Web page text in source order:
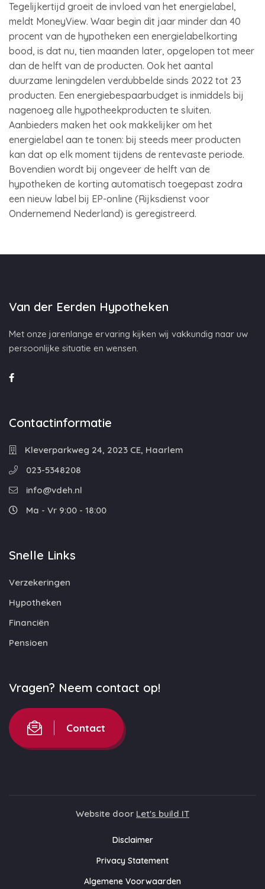
Tegelijkertijd groeit de invloed van het energielabel,
meldt MoneyView. Waar begin dit jaar minder dan 40
procent van de hypotheken een energielabelkorting
bood, is dat nu, tien maanden later, opgelopen tot meer
dan de helft van de producten. Ook het aantal
duurzame leningdelen verdubbelde sinds 2022 tot 23
producten. Een energiebespaarbudget is inmiddels bij
nagenoeg alle hypotheekproducten te sluiten.
Aanbieders maken het ook makkelijker om het
energielabel aan te tonen: bij steeds meer producten
kan dat op elk moment tijdens de rentevaste periode.
Bovendien wordt bij ongeveer de helft van de
hypotheken de korting automatisch toegepast zodra
een nieuw label bij EP-online (Rijksdienst voor
Ondernemend Nederland) is geregistreerd.
Van der Eerden Hypotheken
Met onze jarenlange ervaring kijken wij vakkundig naar uw
persoonlijke situatie en wensen.
Contactinformatie
Kleverparkweg 24, 2023 CE, Haarlem
023-5348208
info@vdeh.nl
Ma - Vr 9:00 - 18:00
Snelle Links
Verzekeringen
Hypotheken
Financiën
Pensioen
Vragen? Neem contact op!
Contact
Website door Let's build IT
Disclaimer
Privacy Statement
Algemene Voorwaarden